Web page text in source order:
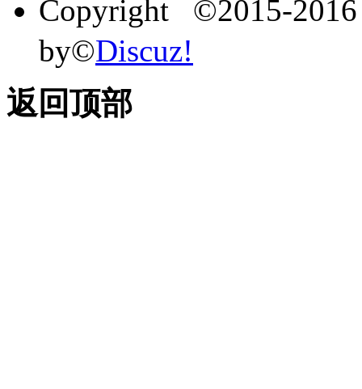
Copyright ©2015-
by©Discuz!
返回顶部